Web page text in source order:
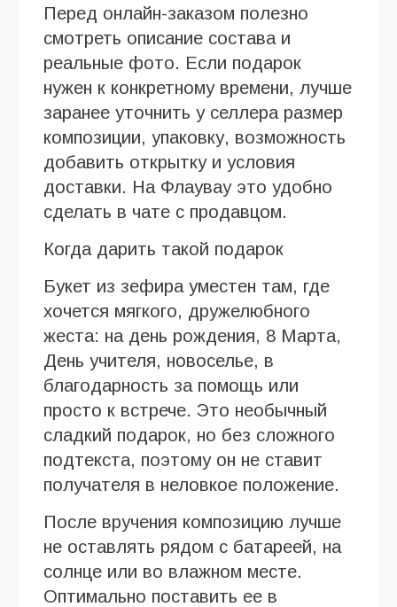
Перед онлайн-заказом полезно
смотреть описание состава и
реальные фото. Если подарок
нужен к конкретному времени, лучше
заранее уточнить у селлера размер
композиции, упаковку, возможность
добавить открытку и условия
доставки. На Флаувау это удобно
сделать в чате с продавцом.
Когда дарить такой подарок
Букет из зефира уместен там, где
хочется мягкого, дружелюбного
жеста: на день рождения, 8 Марта,
День учителя, новоселье, в
благодарность за помощь или
просто к встрече. Это необычный
сладкий подарок, но без сложного
подтекста, поэтому он не ставит
получателя в неловкое положение.
После вручения композицию лучше
не оставлять рядом с батареей, на
солнце или во влажном месте.
Оптимально поставить ее в